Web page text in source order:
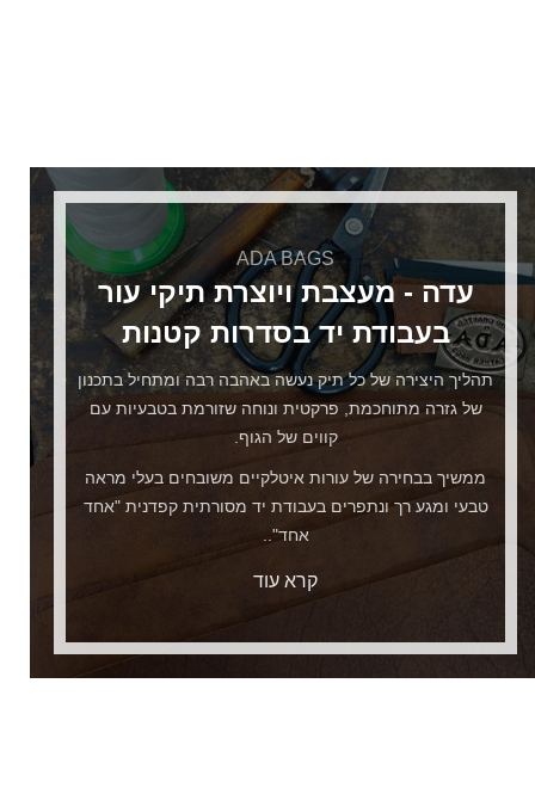
ADA BAGS
עדה - מעצבת ויוצרת תיקי עור
בעבודת יד בסדרות קטנות
תהליך היצירה של כל תיק נעשה באהבה רבה ומתחיל בתכנון
של גזרה מתוחכמת, פרקטית ונוחה שזורמת בטבעיות עם
קווים של הגוף.
ממשיך בבחירה של עורות איטלקיים משובחים בעלי מראה
טבעי ומגע רך ונתפרים בעבודת יד מסורתית קפדנית "אחד
אחד"..
קרא עוד